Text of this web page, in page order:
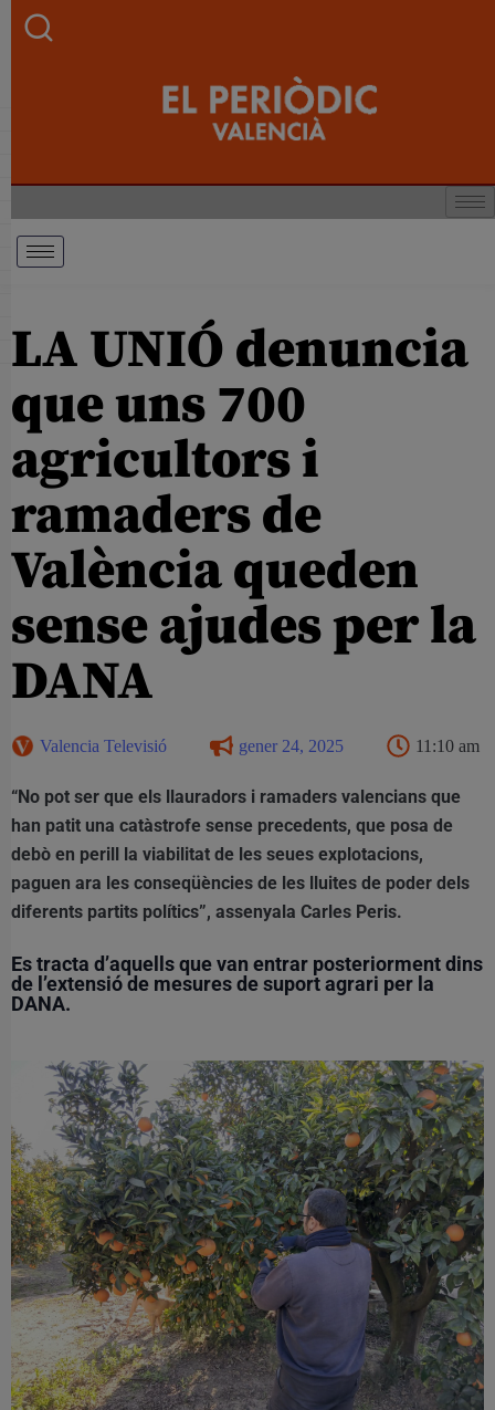
LA UNIÓ denuncia
que uns 700
agricultors i
ramaders de
València queden
sense ajudes per la
DANA
Valencia Televisió gener 24, 2025 11:10 am
“No pot ser que els llauradors i ramaders valencians que
han patit una catàstrofe sense precedents, que posa de
debò en perill la viabilitat de les seues explotacions,
paguen ara les conseqüències de les lluites de poder dels
diferents partits polítics”, assenyala Carles Peris.
Es tracta d’aquells que van entrar posteriorment dins
de l’extensió de mesures de suport agrari per la
DANA.